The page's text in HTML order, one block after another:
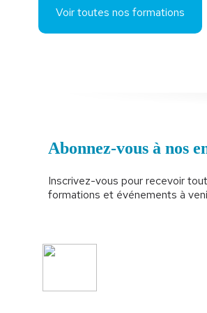
Voir toutes nos formations
Abonnez-vous à nos
Inscrivez-vous pour recevoir
formations et événements à